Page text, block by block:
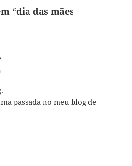
“dia das mães
passada no meu blog de